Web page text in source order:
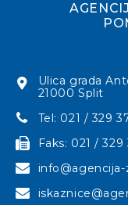
Ulica grada
21000 Split
Tel: 021 / 329
Faks: 021 / 329